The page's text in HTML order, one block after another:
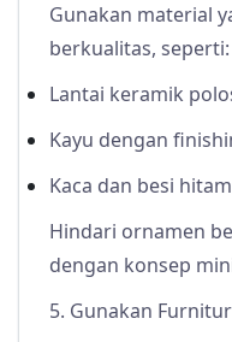
Gunakan material
berkualitas, seperti:
Lantai keramik
Kayu dengan
Kaca dan besi
Hindari ornamen
dengan konsep
5. Gunakan